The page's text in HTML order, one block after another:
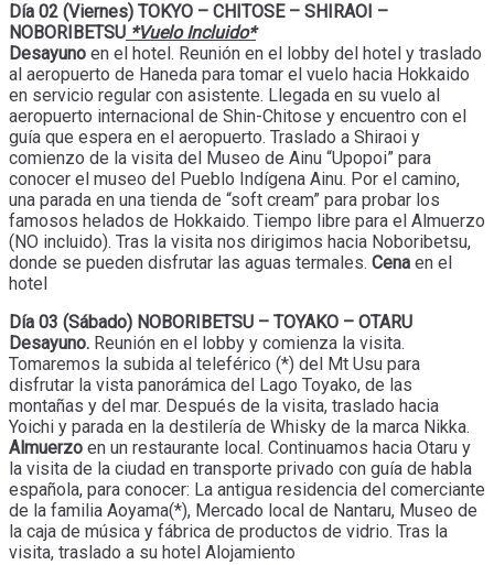
Día 02 (Viernes) TOKYO – CHITOSE – SHIRAOI –
NOBORIBETSU *Vuelo Incluido*
Desayuno en el hotel. Reunión en el lobby del hotel y traslado
al aeropuerto de Haneda para tomar el vuelo hacia Hokkaido
en servicio regular con asistente. Llegada en su vuelo al
aeropuerto internacional de Shin-Chitose y encuentro con el
guía que espera en el aeropuerto. Traslado a Shiraoi y
comienzo de la visita del Museo de Ainu “Upopoi” para
conocer el museo del Pueblo Indígena Ainu. Por el camino,
una parada en una tienda de “soft cream” para probar los
famosos helados de Hokkaido. Tiempo libre para el Almuerzo
(NO incluido). Tras la visita nos dirigimos hacia Noboribetsu,
donde se pueden disfrutar las aguas termales. Cena en el
hotel
Día 03 (Sábado) NOBORIBETSU – TOYAKO – OTARU
Desayuno. Reunión en el lobby y comienza la visita.
Tomaremos la subida al teleférico (*) del Mt Usu para
disfrutar la vista panorámica del Lago Toyako, de las
montañas y del mar. Después de la visita, traslado hacia
Yoichi y parada en la destilería de Whisky de la marca Nikka.
Almuerzo en un restaurante local. Continuamos hacia Otaru y
la visita de la ciudad en transporte privado con guía de habla
española, para conocer: La antigua residencia del comerciante
de la familia Aoyama(*), Mercado local de Nantaru, Museo de
la caja de música y fábrica de productos de vidrio. Tras la
visita, traslado a su hotel Alojamiento